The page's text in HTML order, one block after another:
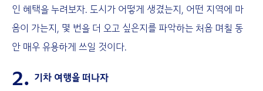
인 혜택을 누려보자. 도시가 어떻게 생겼는지, 어떤 지역에 마
음이 가는지, 몇 번을 더 오고 싶은지를 파악하는 처음 며칠 동
안 매우 유용하게 쓰일 것이다.
2. 기차 여행을 떠나자